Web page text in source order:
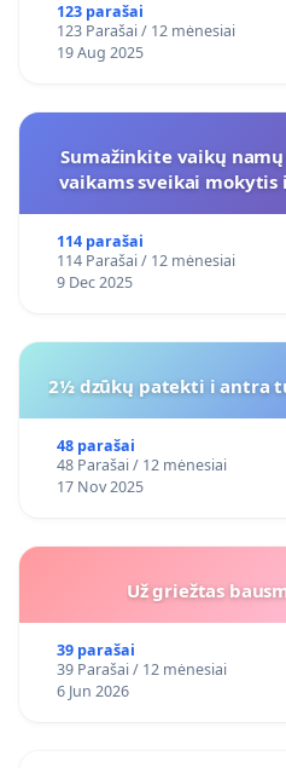
123 parašai
123 Parašai / 12 mėnesiai
19 Aug 2025
Sumažinkite vaikų
vaikams sveikai
114 parašai
114 Parašai / 12 mėnesiai
9 Dec 2025
2½ dzūkų patekti i antra
48 parašai
48 Parašai / 12 mėnesiai
17 Nov 2025
Už griežtas
39 parašai
39 Parašai / 12 mėnesiai
6 Jun 2026